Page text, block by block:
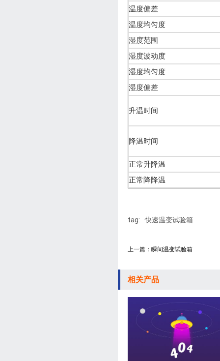
温度偏差
温度均匀度
湿度范围
湿度波动度
湿度均匀度
湿度偏差
升温时间
降温时间
正常升降温
正常降降温
tag: 快速温变试验箱
上一篇：瞬间温变试验箱
相关产品